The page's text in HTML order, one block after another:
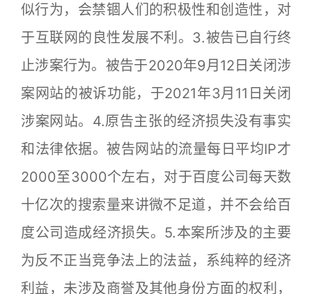
似行为，会禁锢人们的积极性和创造性，对
于互联网的良性发展不利。3.被告已自行终
止涉案行为。被告于2020年9月12日关闭涉
案网站的被诉功能，于2021年3月11日关闭
涉案网站。4.原告主张的经济损失没有事实
和法律依据。被告网站的流量每日平均IP才
2000至3000个左右，对于百度公司每天数
十亿次的搜索量来讲微不足道，并不会给百
度公司造成经济损失。5.本案所涉及的主要
为反不正当竞争法上的法益，系纯粹的经济
利益，未涉及商誉及其他身份方面的权利，